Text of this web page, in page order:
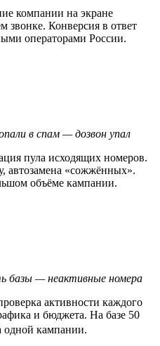
компании на экране
звонке. Конверсия в ответ
операторами России.
в спам — дозвон упал
пула исходящих номеров.
автозамена «сожжённых».
объёме кампании.
базы — неактивные номера
активности каждого
и бюджета. На базе 50
одной кампании.